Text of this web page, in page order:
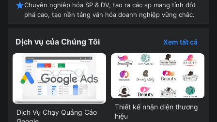
Chuyên nghiệp hóa SP & DV, tạo ra các sp mang tính đột
phá cao, tạo nền tảng văn hóa doanh nghiệp vững chắc.
Dịch vụ của Chúng Tôi Xem tất cả
Dịch Vụ Chạy Quảng Cáo
Thiết kế nhận diện thương
hiệu